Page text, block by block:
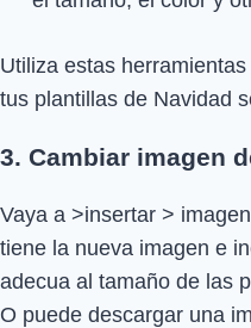
Utiliza estas
tus plantillas de Navidad
3. Cambiar imagen
Vaya a >insertar >
tiene la nueva imagen e
adecua al tamaño de las
O puede descargar una